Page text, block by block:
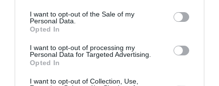
I want to opt-out of the Sale of my
Personal Data.
Opted In
I want to opt-out of processing my
Personal Data for Targeted Advertising.
Opted In
I want to opt-out of Collection, Use,
Το μυθιστόρημα του Δημήτρη Στεφανάκη, με τίτλο
“Συλλαβίζοντας το καλοκαίρι”
τις εκδόσεις Ψυχογιός. Διαβάστε πληροφορίες για το